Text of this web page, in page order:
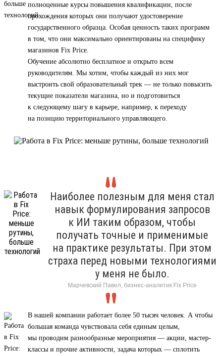
полноценные курсы повышения квалификации, после
прохождения которых они получают удостоверение
государственного образца. Особая ценность таких программ
в том, что они максимально ориентированы на специфику
магазинов Fix Price.
Обучение абсолютно бесплатное и открыто всем
руководителям. Мы хотим, чтобы каждый из них мог
выстроить свой образовательный трек — не только повысить
текущие показатели магазина, но и подготовиться
к следующему шагу в карьере, например, к переходу
на позицию территориального управляющего.
Наиболее полезным для меня стал
навык формулирования запросов
к ИИ таким образом, чтобы
получать точные и применимые
на практике результаты. При этом
страха перед новыми технологиями
у меня не было.
Марчевский Павел, бизнес-аналитик Fix Price
В нашей компании работает более 50 тысяч человек. А чтобы
большая команда чувствовала себя единым целым,
мы проводим разнообразные мероприятия — акции, мастер-
классы и прочие активности, задача которых — сплотить